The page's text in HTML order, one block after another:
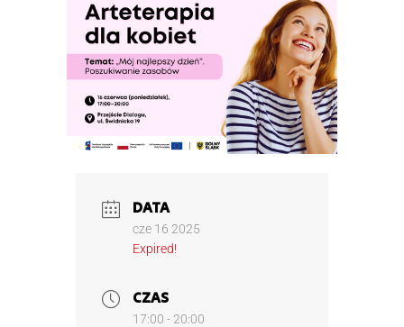
DATA
cze 16 2025
Expired!
CZAS
17:00 - 20:00